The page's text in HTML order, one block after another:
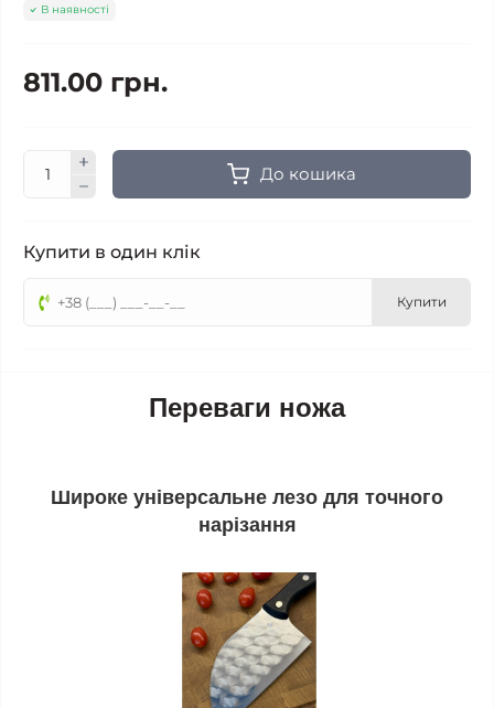
В наявності
811.00 грн.
До кошика
Купити в один клік
Купити
Переваги ножа
Широке універсальне лезо для точного
нарізання